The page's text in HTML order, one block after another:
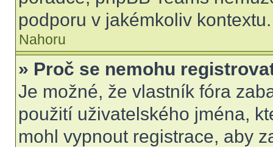
podporu v jakémkoliv kontextu.
Nahoru
» Proč se nemohu
Je možné, že vlastník fóra
použití uživatelského jména,
mohl vypnout registrace, aby